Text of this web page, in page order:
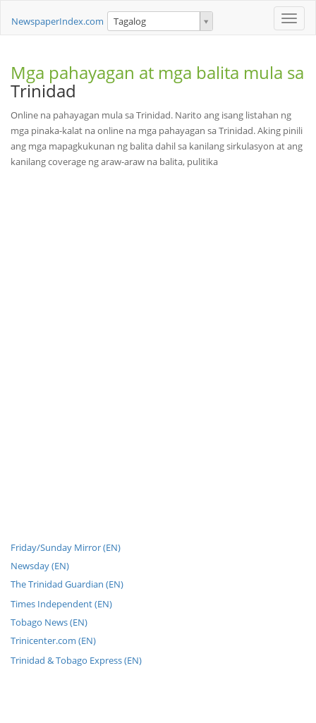
Toggle
NewspaperIndex.com Tagalog
Mga pahayagan at mga balita mula sa
Trinidad
Online na pahayagan mula sa Trinidad. Narito ang isang listahan ng
mga pinaka-kalat na online na mga pahayagan sa Trinidad. Aking pinili
ang mga mapagkukunan ng balita dahil sa kanilang sirkulasyon at ang
kanilang coverage ng araw-araw na balita, pulitika
Friday/Sunday Mirror (EN)
Newsday (EN)
The Trinidad Guardian (EN)
Times Independent (EN)
Tobago News (EN)
Trinicenter.com (EN)
Trinidad & Tobago Express (EN)